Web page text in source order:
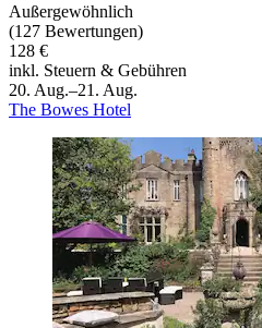
Außergewöhnlich
(127 Bewertungen)
128 €
inkl. Steuern & Gebühren
20. Aug.–21. Aug.
The Bowes Hotel